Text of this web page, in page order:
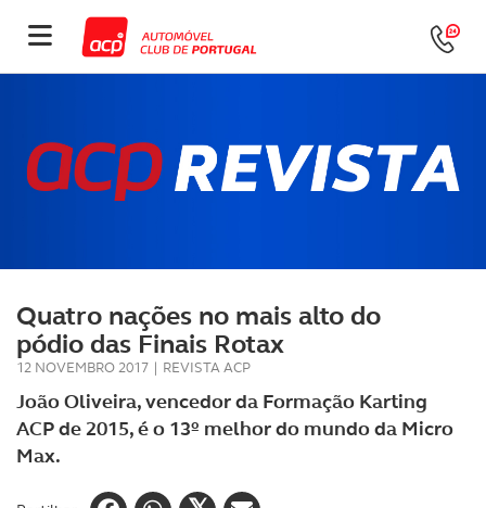
Quatro nações no mais alto do
pódio das Finais Rotax
12 NOVEMBRO 2017 | REVISTA ACP
João Oliveira, vencedor da Formação Karting
ACP de 2015, é o 13º melhor do mundo da Micro
Max.